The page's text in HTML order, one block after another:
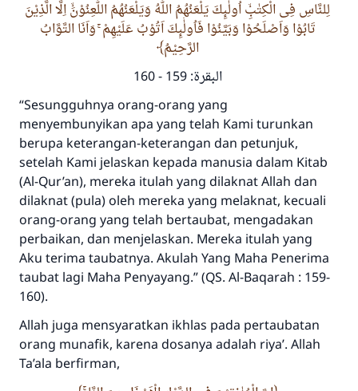
لِلنَّاسِ فِى الْكِتٰبِۙ اُولٰۤىِٕكَ يَلْعَنُهُمُ اللّٰهُ وَيَلْعَنُهُمُ اللّٰعِنُوْنَۙ اِلَّا الَّذِيْنَ
تَابُوْا وَاَصْلَحُوْا وَبَيَّنُوْا فَاُولٰۤىِٕكَ اَتُوْبُ عَلَيْهِمْ ۚ وَاَنَا التَّوَّابُ
الرَّحِيْمُ
البقرة: 159 - 160
“Sesungguhnya orang-orang yang
menyembunyikan apa yang telah Kami turunkan
berupa keterangan-keterangan dan petunjuk,
setelah Kami jelaskan kepada manusia dalam Kitab
(Al-Qur’an), mereka itulah yang dilaknat Allah dan
dilaknat (pula) oleh mereka yang melaknat, kecuali
orang-orang yang telah bertaubat, mengadakan
perbaikan, dan menjelaskan. Mereka itulah yang
Aku terima taubatnya. Akulah Yang Maha Penerima
taubat lagi Maha Penyayang.”(QS. Al-Baqarah : 159-
160).
Allah juga mensyaratkan ikhlas pada pertaubatan
orang munafik, karena dosanya adalah riya’. Allah
Ta’ala berfirman,